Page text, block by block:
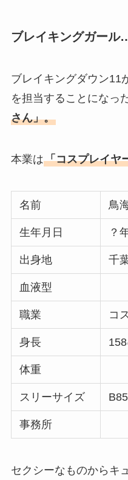
ブレイキングガール
ブレイキングダウン11
を担当することになっ
さん」。
本業は「コスプレイヤ
名前 鳥
生年月日 ？
出身地 千
血液型
職業 コ
身長
体重
スリーサイズ
事務所
セクシーなものからキ